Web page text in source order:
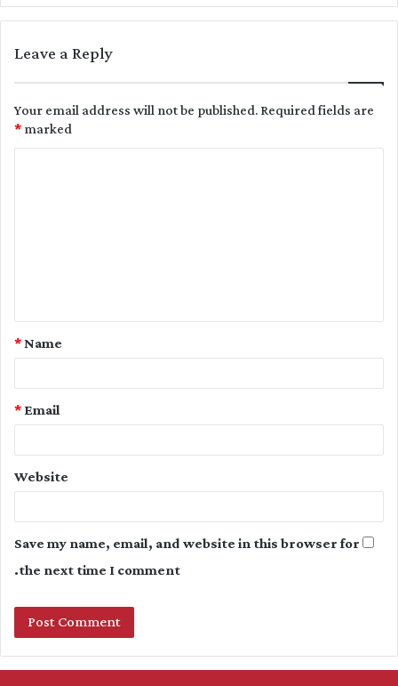
Leave a Reply
Your email address will not be published.Required fields are
marked
*
t
Name
*
Email
*
Website
Save my name, email, and website in this browser for
the next time I comment.